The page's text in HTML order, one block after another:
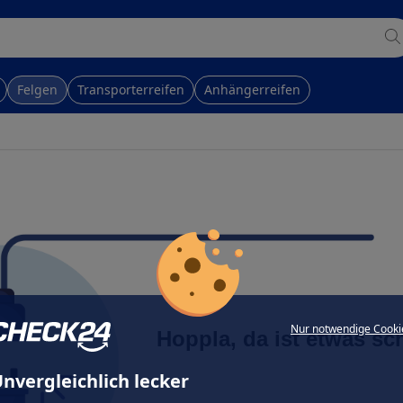
Nur notwendige
lecker
Felgen Transporterreifen Anhängerreifen
Hoppla, da ist etwas